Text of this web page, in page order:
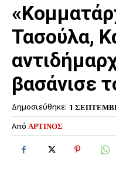
Τασούλα,
βασάνισε
Δημοσιεύθηκε: 1
Από ΑΡΤΙΝΟΣ